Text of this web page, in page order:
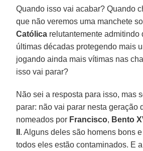
Quando isso vai acabar? Quando
que não veremos uma manchete
Católica relutantemente admitindo
últimas décadas protegendo mais
jogando ainda mais vítimas nas
isso vai parar?
Não sei a resposta para isso, mas
parar: não vai parar nesta geração
nomeados por Francisco, Bento
. Alguns deles são homens bons
todos eles estão contaminados. E